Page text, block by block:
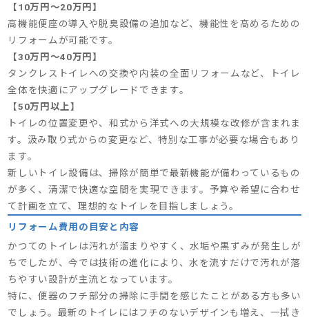
【10万円～20万円 】
高機能便座の導入や脱臭設備の追加など、機能性を高めるための
リフォームが可能です。
【30万円～40万円 】
タンクレストイレへの交換や内装の全面リフォームなど、トイレ
全体を快適にアップグレードできます。
【50万円以上】
トイレの位置変更や、和式から洋式への大規模な改修が含まれま
す。汲み取り式からの変更など、特別な工事が必要な場合もあり
ます。
新しいトイレ設備は、掃除が簡単で最新機能が備わっているもの
が多く、清潔で快適な空間を実現できます。予算や希望に合わせ
て計画を立て、理想的なトイレを目指しましょう。
リフォーム費用の目安と内容
かつてのトイレは汚れが溜まりやすく、水垢や黒ずみが発生しが
ちでしたが、今では技術の進化により、水を流すだけで汚れが落
ちやすい設計が主流となっています。
特に、便器のフチ部分の掃除に手間を感じたことがある方も多い
でしょう。最新のトイレにはフチのないデザインも増え、一拭き